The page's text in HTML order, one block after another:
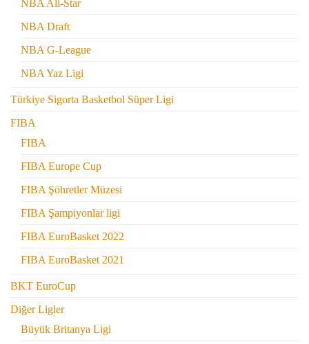
NBA All-Star
NBA Draft
NBA G-League
NBA Yaz Ligi
Türkiye Sigorta Basketbol Süper Ligi
FIBA
FIBA
FIBA Europe Cup
FIBA Şöhretler Müzesi
FIBA Şampiyonlar ligi
FIBA EuroBasket 2022
FIBA EuroBasket 2021
BKT EuroCup
Diğer Ligler
Büyük Britanya Ligi